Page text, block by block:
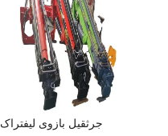
جرثقیل بازوی لیفتراک